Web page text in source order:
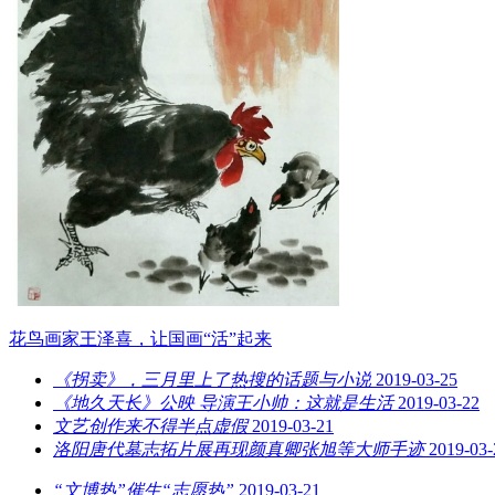
花鸟画家王泽喜，让国画“活”起来
《拐卖》，三月里上了热搜的话题与小说 2019-03-25
《地久天长》公映 导演王小帅：这就是生活 2019-03-22
文艺创作来不得半点虚假 2019-03-21
洛阳唐代墓志拓片展再现颜真卿张旭等大师手迹 2019-
“文博热”催生“志愿热” 2019-03-21